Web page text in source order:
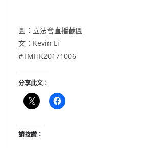
圖：立法會直播截圖
文：Kevin Li
#TMHK20171006
分享此文：
請按讚：